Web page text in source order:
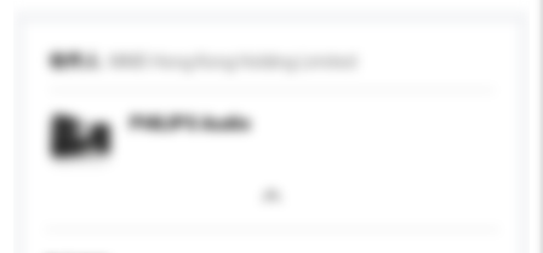
收件人
PHILIPS Audio